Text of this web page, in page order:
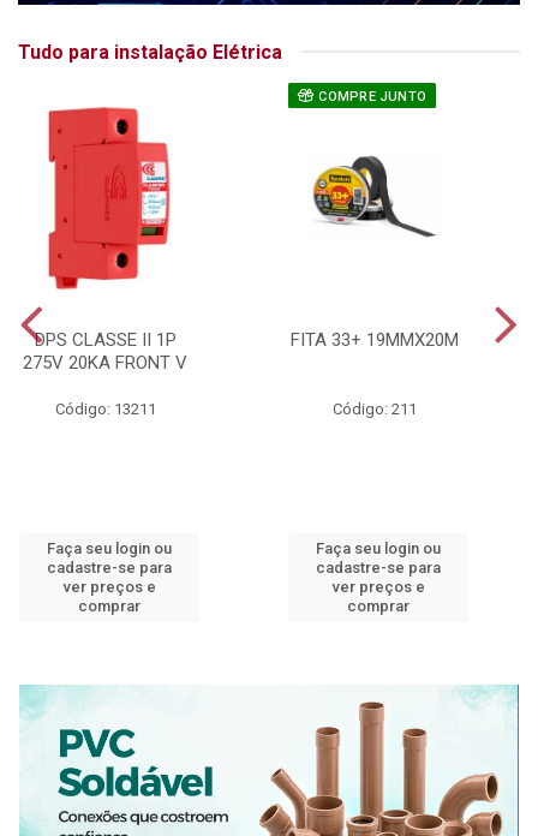
Tudo para instalação Elétrica
DPS CLASSE II 1P
275V 20KA FRONT V
Código: 13211
Faça seu login ou
cadastre-se para
ver preços e
comprar
COMPRE JUNTO
FITA 33+ 19MMX20M
Código: 211
Faça seu login ou
cadastre-se para
ver preços e
comprar